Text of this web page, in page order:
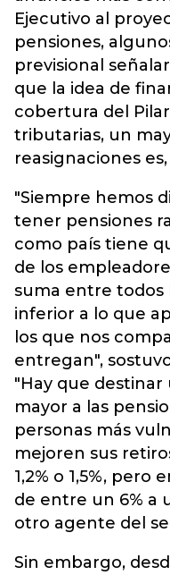
Ejecutivo al
pensiones,
previsional
que la idea de
cobertura del
tributarias, un
reasignaciones
"Siempre hemos
tener pensiones
como país tiene
de los
suma entre todos
inferior a lo que
los que nos
entregan",
"Hay que
mayor a las
personas más
mejoren sus
1,2% o 1,5%, pero
de entre un 6% a
otro agente del
Sin embargo,